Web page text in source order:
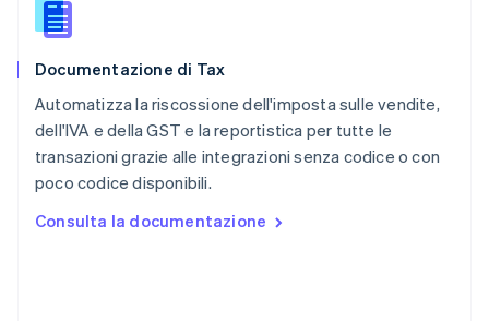
Documentazione di Tax
Automatizza la riscossione dell'imposta sulle vendite,
dell'IVA e della GST e la reportistica per tutte le
transazioni grazie alle integrazioni senza codice o con
poco codice disponibili.
Consulta la documentazione
English
Singapore
Slovacchia
English
Slovenia
Spagna
EspañolEnglish
English Español简体中文